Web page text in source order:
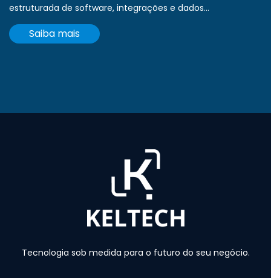
estruturada de software, integrações e dados...
Saiba mais
Tecnologia sob medida para o futuro do seu negócio.